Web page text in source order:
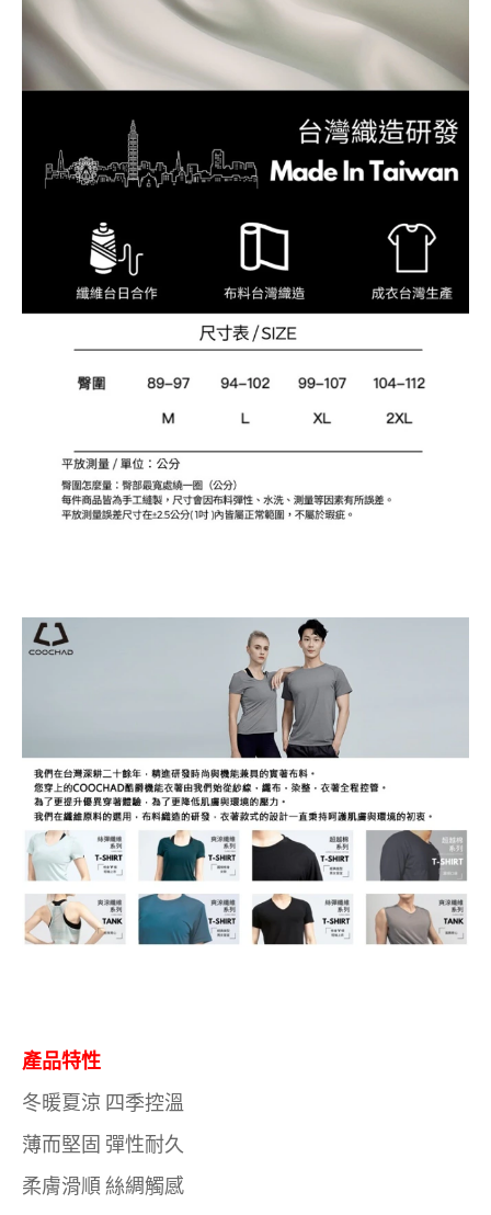
產品特性
冬暖夏涼 四季控溫
薄而堅固 彈性耐久
柔膚滑順 絲綢觸感